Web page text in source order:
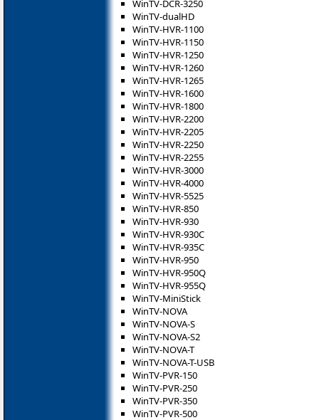
WinTV-DCR-3250
WinTV-dualHD
WinTV-HVR-1100
WinTV-HVR-1150
WinTV-HVR-1250
WinTV-HVR-1260
WinTV-HVR-1265
WinTV-HVR-1600
WinTV-HVR-1800
WinTV-HVR-2200
WinTV-HVR-2205
WinTV-HVR-2250
WinTV-HVR-2255
WinTV-HVR-3000
WinTV-HVR-4000
WinTV-HVR-5525
WinTV-HVR-850
WinTV-HVR-930
WinTV-HVR-930C
WinTV-HVR-935C
WinTV-HVR-950
WinTV-HVR-950Q
WinTV-HVR-955Q
WinTV-MiniStick
WinTV-NOVA
WinTV-NOVA-S
WinTV-NOVA-S2
WinTV-NOVA-T
WinTV-NOVA-T-USB
WinTV-PVR-150
WinTV-PVR-250
WinTV-PVR-350
WinTV-PVR-500